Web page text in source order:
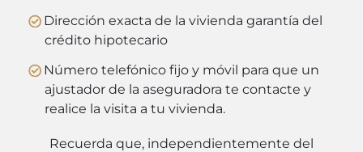
Dirección exacta de la vivienda garantía del
crédito hipotecario
Número telefónico fijo y móvil para que un
ajustador de la aseguradora te contacte y
realice la visita a tu vivienda.
Recuerda que, independientemente del